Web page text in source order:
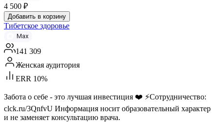
4 500 ₽
Добавить в корзину
Тибетское здоровье
Max
141 309
Женская аудитория
ERR 10%
Забота о себе - это лучшая инвестиция ❤️ ⚡️Сотрудничество:
clck.ru/3QnfvU Информация носит образовательный характер
и не заменяет консультацию врача.